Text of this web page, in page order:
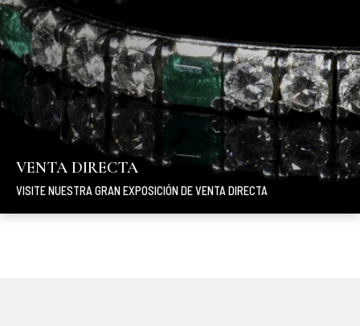
VENTA DIRECTA
VISITE NUESTRA GRAN EXPOSICIÓN DE VENTA DIRECTA